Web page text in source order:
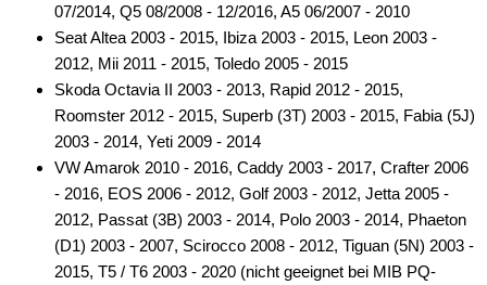
07/2014, Q5 08/2008 - 12/2016, A5 06/2007 - 2010
Seat Altea 2003 - 2015, Ibiza 2003 - 2015, Leon 2003 -
2012, Mii 2011 - 2015, Toledo 2005 - 2015
Skoda Octavia II 2003 - 2013, Rapid 2012 - 2015,
Roomster 2012 - 2015, Superb (3T) 2003 - 2015, Fabia (5J)
2003 - 2014, Yeti 2009 - 2014
VW Amarok 2010 - 2016, Caddy 2003 - 2017, Crafter 2006
- 2016, EOS 2006 - 2012, Golf 2003 - 2012, Jetta 2005 -
2012, Passat (3B) 2003 - 2014, Polo 2003 - 2014, Phaeton
(D1) 2003 - 2007, Scirocco 2008 - 2012, Tiguan (5N) 2003 -
2015, T5 / T6 2003 - 2020 (nicht geeignet bei MIB PQ-